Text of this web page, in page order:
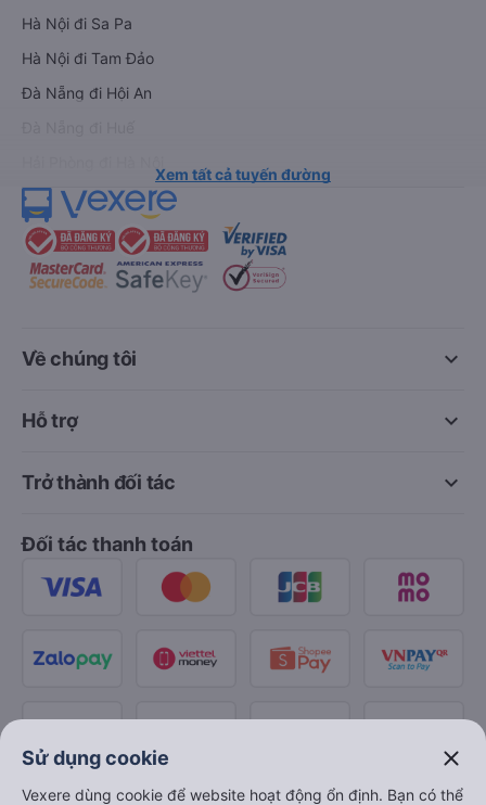
Hà Nội đi Sa Pa
Hà Nội đi Tam Đảo
Đà Nẵng đi Hội An
Xem tất cả tuyến đường
keyboard_arrow_down
Về chúng tôi
keyboard_arrow_down
Hỗ trợ
keyboard_arrow_down
Trở thành đối tác
Đối tác thanh toán
Sử dụng cookie close
Vexere dùng cookie để website hoạt động ổn định. Bạn có thể